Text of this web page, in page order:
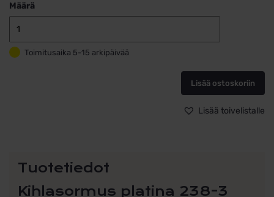
Määrä
238-
3
määrä
Toimitusaika 5-15 arkipäivää
Lisää ostoskoriin
Lisää toivelistalle
Tuotetiedot
Kihlasormus platina 238-3